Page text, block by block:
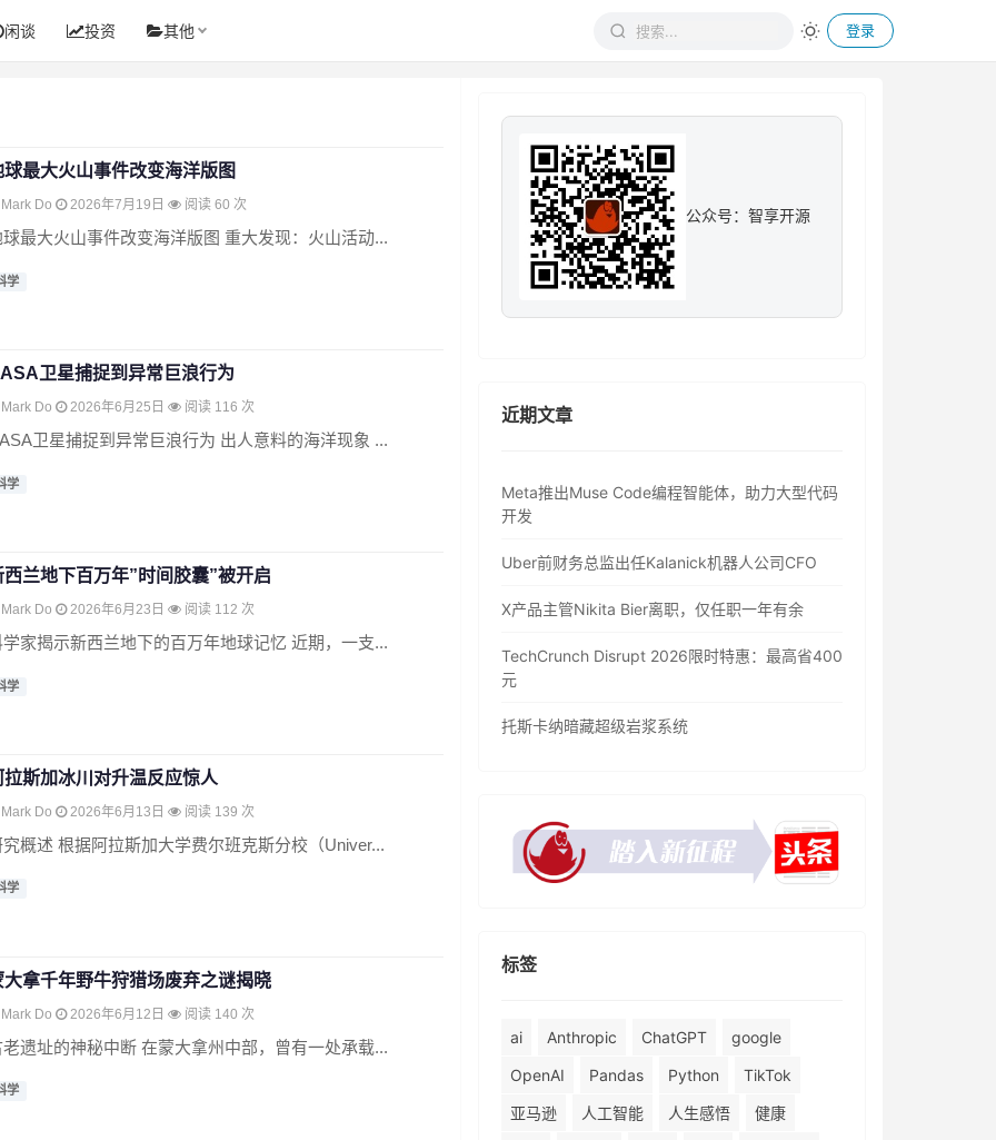
闲谈 投资 其他 登录
球最大火山事件改变海洋版图
Mark Do 2026年7月19日 阅读 60 次
球最大火山事件改变海洋版图 重大发现：火山活动...
学
卫星捕捉到异常巨浪行为
Mark Do 2026年6月25日 阅读 116 次
卫星捕捉到异常巨浪行为 出人意料的海洋现象 ...
学
西兰地下百万年”时间胶囊”被开启
Mark Do 2026年6月23日 阅读 112 次
学家揭示新西兰地下的百万年地球记忆 近期，一支...
学
拉斯加冰川对升温反应惊人
Mark Do 2026年6月13日 阅读 139 次
究概述 根据阿拉斯加大学费尔班克斯分校（Univer...
学
大拿千年野牛狩猎场废弃之谜揭晓
Mark Do 2026年6月12日 阅读 140 次
老遗址的神秘中断 在蒙大拿州中部，曾有一处承载...
学
公众号：智享开源
近期文章
Meta推出Muse Code编程智能体，助力大型代码
开发
Uber前财务总监出任Kalanick机器人公司CFO
X产品主管Nikita Bier离职，仅任职一年有余
TechCrunch Disrupt 2026限时特惠：最高省400
元
托斯卡纳暗藏超级岩浆系统
标签
ai Anthropic ChatGPT
google
OpenAI
Pandas Python
TikTok
亚马逊
人工智能 人生感悟
健康